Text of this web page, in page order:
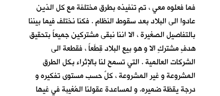
فما فعلوه معي ، تم تنفيذه بطرق مختلفة مع كل الذين
عادوا الى البلاد بعد سقوط النظام . فكنا نختلف فيما بيننا
بالتفاصيل الصغيرة ، الا اننا نبقى مشتركين جميعاً بتحقيق
هدفٍ مشتركٍ الا و هو بيع البلاد قِطَعاً ، فقطعة الى
الشركات العالمية . التي تسمح لنا بالإثراء بكل الطرق
المشروعة و غير المشروعة ، كلٌ حسب مستوى تفكيره و
درجة يقظة ضميره. و لمساعدة عقولنا المُغيبة في غيها